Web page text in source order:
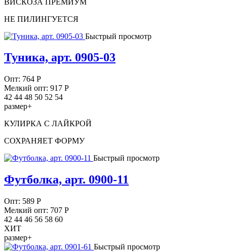
НЕ ПИЛИНГУЕТСЯ
Быстрый просмотр
Туника, арт. 0905-03
Опт: 764 Р
Мелкий опт: 917 Р
42 44 48 50 52 54
размер+
КУЛИРКА С ЛАЙКРОЙ
СОХРАНЯЕТ ФОРМУ
Быстрый просмотр
Футболка, арт. 0900-11
Опт: 589 Р
Мелкий опт: 707 Р
42 44 46 56 58 60
ХИТ
размер+
Быстрый просмотр